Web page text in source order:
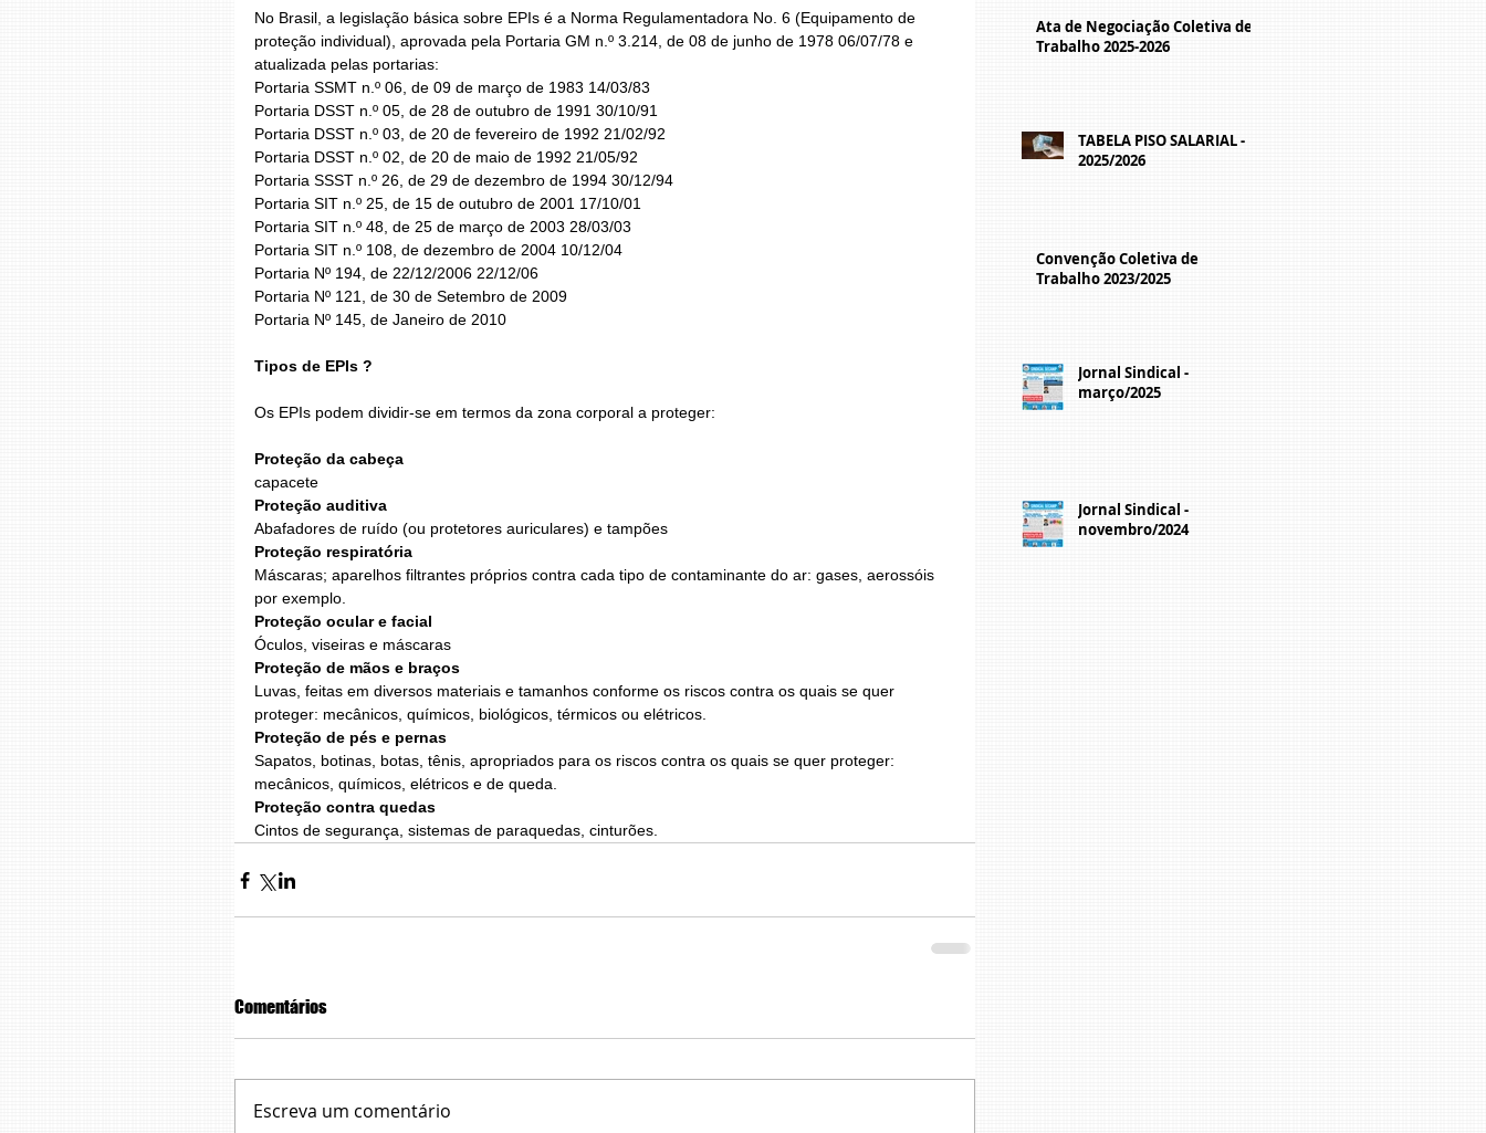
No Brasil, a legislação básica sobre EPIs é a Norma Regulamentadora No. 6 (Equipamento de
proteção individual), aprovada pela Portaria GM n.º 3.214, de 08 de junho de 1978 06/07/78 e
atualizada pelas portarias:
Portaria SSMT n.º 06, de 09 de março de 1983 14/03/83
Portaria DSST n.º 05, de 28 de outubro de 1991 30/10/91
Portaria DSST n.º 03, de 20 de fevereiro de 1992 21/02/92
Portaria DSST n.º 02, de 20 de maio de 1992 21/05/92
Portaria SSST n.º 26, de 29 de dezembro de 1994 30/12/94
Portaria SIT n.º 25, de 15 de outubro de 2001 17/10/01
Portaria SIT n.º 48, de 25 de março de 2003 28/03/03
Portaria SIT n.º 108, de dezembro de 2004 10/12/04
Portaria Nº 194, de 22/12/2006 22/12/06
Portaria Nº 121, de 30 de Setembro de 2009
Portaria Nº 145, de Janeiro de 2010
Tipos de EPIs ?
Os EPIs podem dividir-se em termos da zona corporal a proteger:
Proteção da cabeça
capacete
Proteção auditiva
Abafadores de ruído (ou protetores auriculares) e tampões
Proteção respiratória
Máscaras; aparelhos filtrantes próprios contra cada tipo de contaminante do ar: gases, aerossóis
por exemplo.
Proteção ocular e facial
Óculos, viseiras e máscaras
Proteção de mãos e braços
Luvas, feitas em diversos materiais e tamanhos conforme os riscos contra os quais se quer
proteger: mecânicos, químicos, biológicos, térmicos ou elétricos.
Proteção de pés e pernas
Sapatos, botinas, botas, tênis, apropriados para os riscos contra os quais se quer proteger:
mecânicos, químicos, elétricos e de queda.
Proteção contra quedas
Cintos de segurança, sistemas de paraquedas, cinturões.
Comentários
Escreva um comentário
Ata de Negociação Coletiva de
Trabalho 2025-2026
TABELA PISO SALARIAL -
2025/2026
Convenção Coletiva de
Trabalho 2023/2025
Jornal Sindical -
março/2025
Jornal Sindical -
novembro/2024